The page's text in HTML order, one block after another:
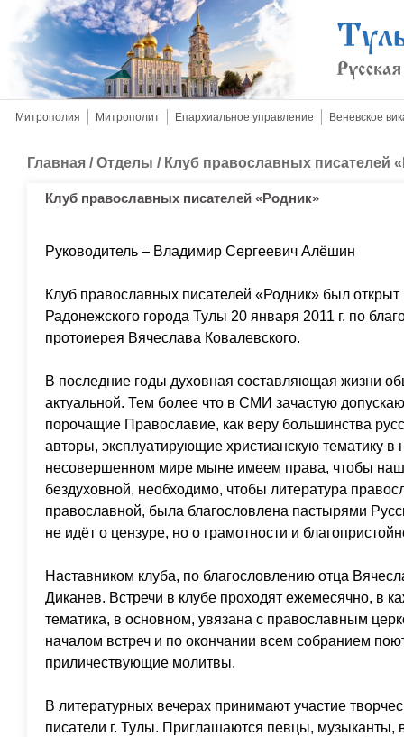
Митрополия Митрополит Епархиальное управление Веневское
Главная /Отделы / Клуб православных писателей
Клуб православных писателей «Родник»
Руководитель – Владимир Сергеевич Алёшин
Клуб православных писателей «Родник» был
Радонежского города Тулы 20 января 2011 г. по
протоиерея Вячеслава Ковалевского.
В последние годы духовная составляющая жизни
актуальной. Тем более что в СМИ зачастую
порочащие Православие, как веру большинства
авторы, эксплуатирующие христианскую тематику в
несовершенном мире мыне имеем права, чтобы
бездуховной, необходимо, чтобы литература
православной, была благословлена пастырями
не идёт о цензуре, но о грамотности и
Наставником клуба, по благословлению отца
Диканев. Встречи в клубе проходят ежемесячно, в
тематика, в основном, увязана с православным
началом встреч и по окончании всем собранием
приличествующие молитвы.
В литературных вечерах принимают участие
писатели г. Тулы. Приглашаются певцы,